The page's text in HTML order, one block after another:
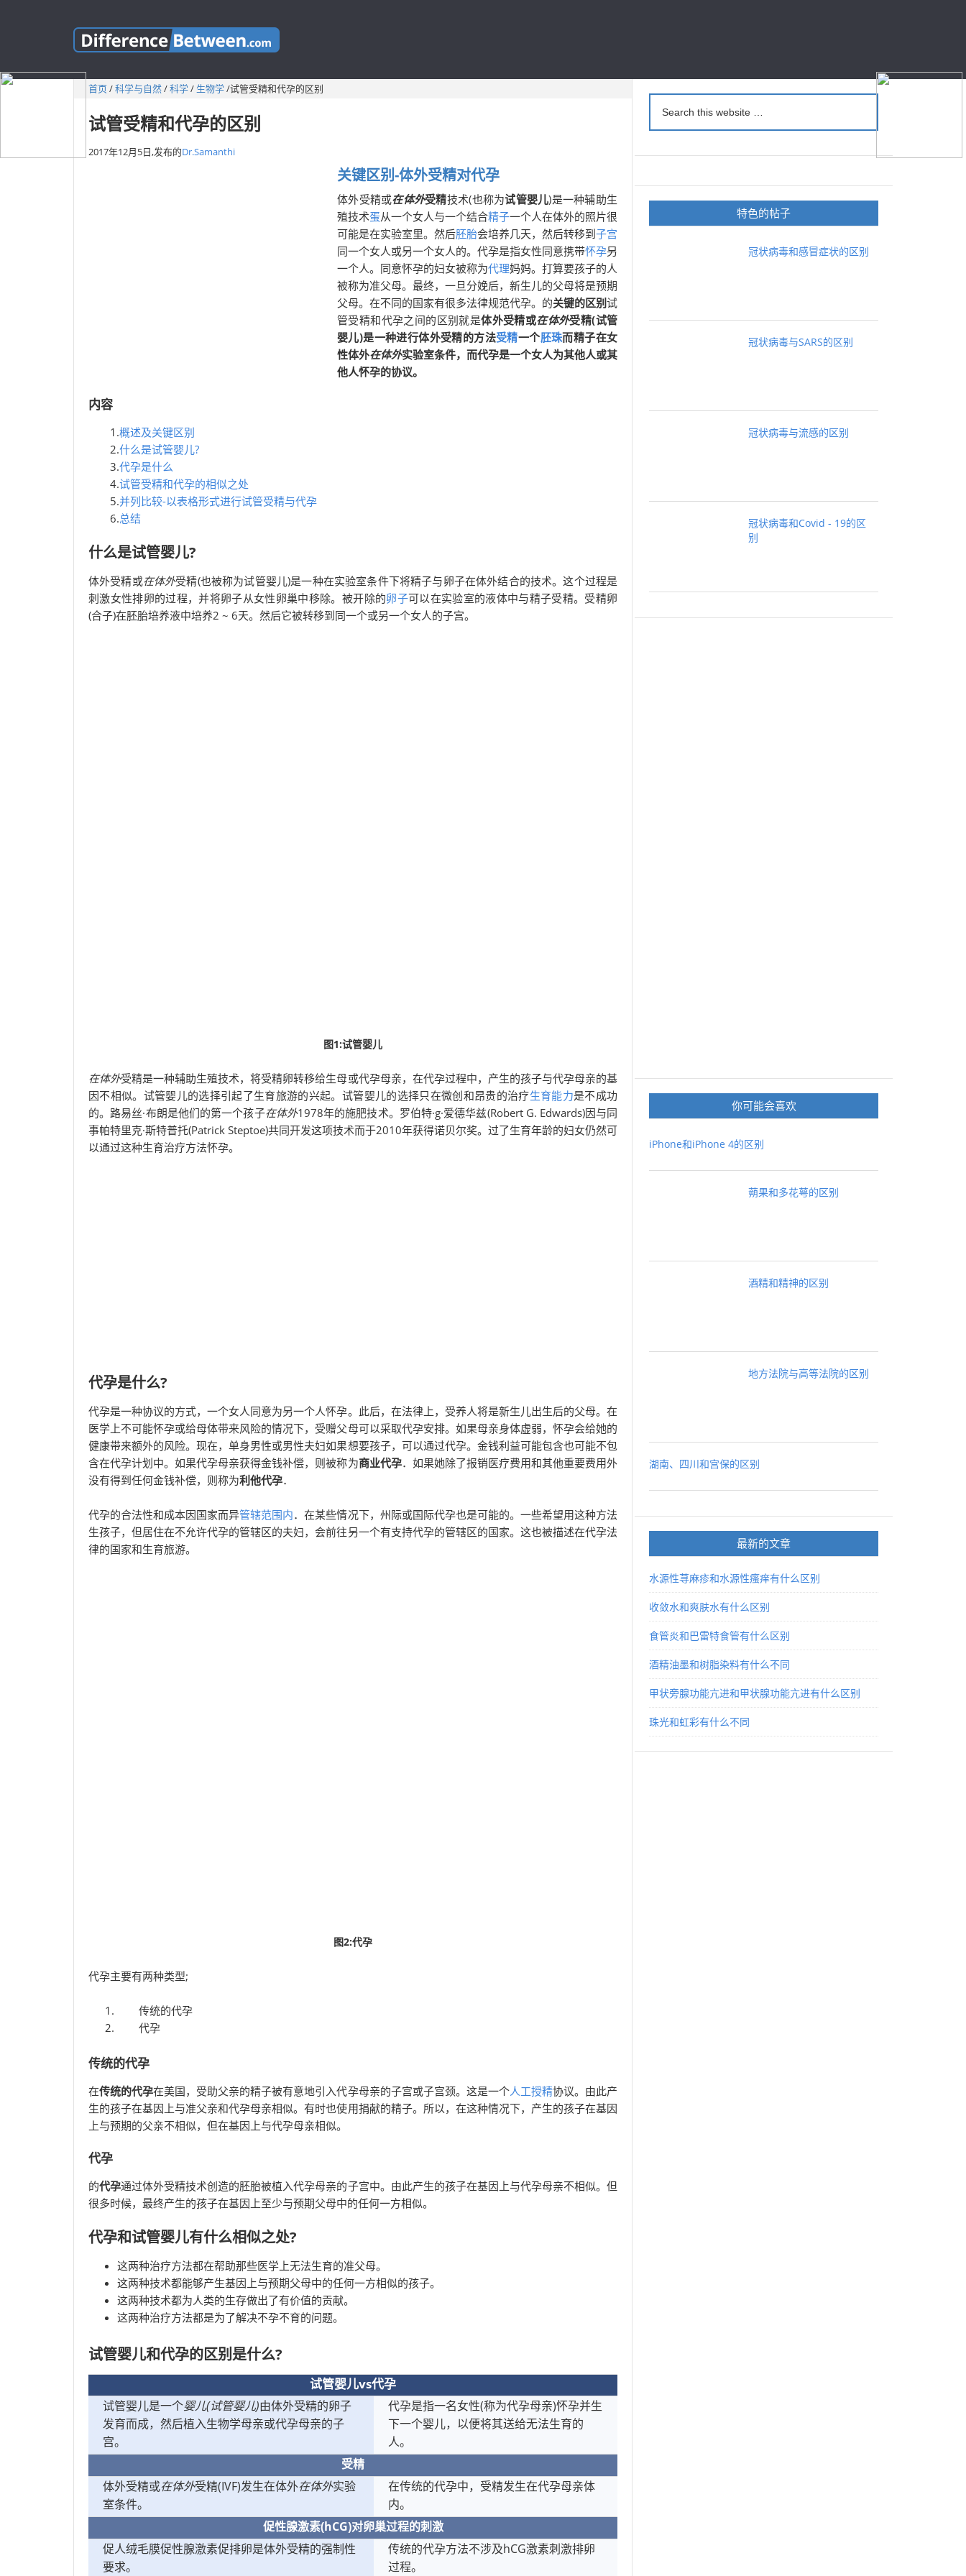
首页/科学与自然/科学/ 生物学/试管受精和代孕的区别
试管受精和代孕的区别
2017年12月5日,发布的Dr.Samanthi
关键区别-体外受精对代孕
体外受精或在体外受精技术(也称为试管婴儿)是一种辅助生
殖技术蛋从一个女人与一个结合精子一个人在体外的照片很
可能是在实验室里。然后胚胎会培养几天，然后转移到子宫
同一个女人或另一个女人的。代孕是指女性同意携带怀孕另
一个人。同意怀孕的妇女被称为代理妈妈。打算要孩子的人
被称为准父母。最终，一旦分娩后，新生儿的父母将是预期
父母。在不同的国家有很多法律规范代孕。的关键的区别 试
管受精和代孕之间的区别就是体外受精或在体外受精(试管
婴儿)是一种进行体外受精的方法受精一个胚珠而精子在女
性体外在体外实验室条件，而代孕是一个女人为其他人或其
他人怀孕的协议。
内容
1.概述及关键区别
2.什么是试管婴儿?
3.代孕是什么
4.试管受精和代孕的相似之处
5.并列比较-以表格形式进行试管受精与代孕
6.总结
什么是试管婴儿?
体外受精或在体外受精(也被称为试管婴儿)是一种在实验室条件下将精子与卵子在体外结合的技术。这个过程是
刺激女性排卵的过程，并将卵子从女性卵巢中移除。被开除的卵子可以在实验室的液体中与精子受精。受精卵
(合子)在胚胎培养液中培养2 ~ 6天。然后它被转移到同一个或另一个女人的子宫。
图1:试管婴儿
在体外受精是一种辅助生殖技术，将受精卵转移给生母或代孕母亲，在代孕过程中，产生的孩子与代孕母亲的基
因不相似。试管婴儿的选择引起了生育旅游的兴起。试管婴儿的选择只在微创和昂贵的治疗生育能力是不成功
的。路易丝·布朗是他们的第一个孩子在体外1978年的施肥技术。罗伯特·g·爱德华兹(Robert G. Edwards)因与同
事帕特里克·斯特普托(Patrick Steptoe)共同开发这项技术而于2010年获得诺贝尔奖。过了生育年龄的妇女仍然可
以通过这种生育治疗方法怀孕。
代孕是什么?
代孕是一种协议的方式，一个女人同意为另一个人怀孕。此后，在法律上，受养人将是新生儿出生后的父母。在
医学上不可能怀孕或给母体带来风险的情况下，受赠父母可以采取代孕安排。如果母亲身体虚弱，怀孕会给她的
健康带来额外的风险。现在，单身男性或男性夫妇如果想要孩子，可以通过代孕。金钱利益可能包含也可能不包
含在代孕计划中。如果代孕母亲获得金钱补偿，则被称为商业代孕．如果她除了报销医疗费用和其他重要费用外
没有得到任何金钱补偿，则称为利他代孕．
代孕的合法性和成本因国家而异管辖范围内．在某些情况下，州际或国际代孕也是可能的。一些希望用这种方法
生孩子，但居住在不允许代孕的管辖区的夫妇，会前往另一个有支持代孕的管辖区的国家。这也被描述在代孕法
律的国家和生育旅游。
图2:代孕
代孕主要有两种类型;
传统的代孕
代孕
传统的代孕
在传统的代孕在美国，受助父亲的精子被有意地引入代孕母亲的子宫或子宫颈。这是一个人工授精协议。由此产
生的孩子在基因上与准父亲和代孕母亲相似。有时也使用捐献的精子。所以，在这种情况下，产生的孩子在基因
上与预期的父亲不相似，但在基因上与代孕母亲相似。
代孕
的代孕通过体外受精技术创造的胚胎被植入代孕母亲的子宫中。由此产生的孩子在基因上与代孕母亲不相似。但
很多时候，最终产生的孩子在基因上至少与预期父母中的任何一方相似。
代孕和试管婴儿有什么相似之处?
这两种治疗方法都在帮助那些医学上无法生育的准父母。
这两种技术都能够产生基因上与预期父母中的任何一方相似的孩子。
这两种技术都为人类的生存做出了有价值的贡献。
这两种治疗方法都是为了解决不孕不育的问题。
试管婴儿和代孕的区别是什么?
试管婴儿vs代孕
试管婴儿是一个婴儿(试管婴儿)由体外受精的卵子
发育而成，然后植入生物学母亲或代孕母亲的子
宫。
代孕是指一名女性(称为代孕母亲)怀孕并生
下一个婴儿，以便将其送给无法生育的
人。
受精
体外受精或在体外受精(IVF)发生在体外在体外实验
室条件。
在传统的代孕中，受精发生在代孕母亲体
内。
促性腺激素(hCG)对卵巢过程的刺激
促人绒毛膜促性腺激素促排卵是体外受精的强制性
要求。
传统的代孕方法不涉及hCG激素刺激排卵
过程。
特色的帖子
冠状病毒和感冒症状的区别
冠状病毒与SARS的区别
冠状病毒与流感的区别
冠状病毒和Covid - 19的区
别
你可能会喜欢
iPhone和iPhone 4的区别
蒴果和多花萼的区别
酒精和精神的区别
地方法院与高等法院的区别
湖南、四川和宫保的区别
最新的文章
水源性荨麻疹和水源性瘙痒有什么区别
收敛水和爽肤水有什么区别
食管炎和巴雷特食管有什么区别
酒精油墨和树脂染料有什么不同
甲状旁腺功能亢进和甲状腺功能亢进有什么区别
珠光和虹彩有什么不同